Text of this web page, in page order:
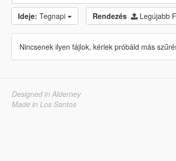
Ideje: Tegnapi Rendezés Legújabb
Nincsenek ilyen fájlok, kérlek próbáld más
Designed in Alderney
Made in Los Santos